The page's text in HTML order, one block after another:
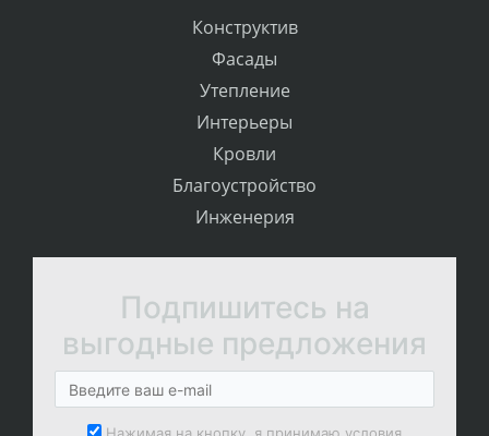
Конструктив
Фасады
Утепление
Интерьеры
Кровли
Благоустройство
Инженерия
Подпишитесь на
выгодные предложения